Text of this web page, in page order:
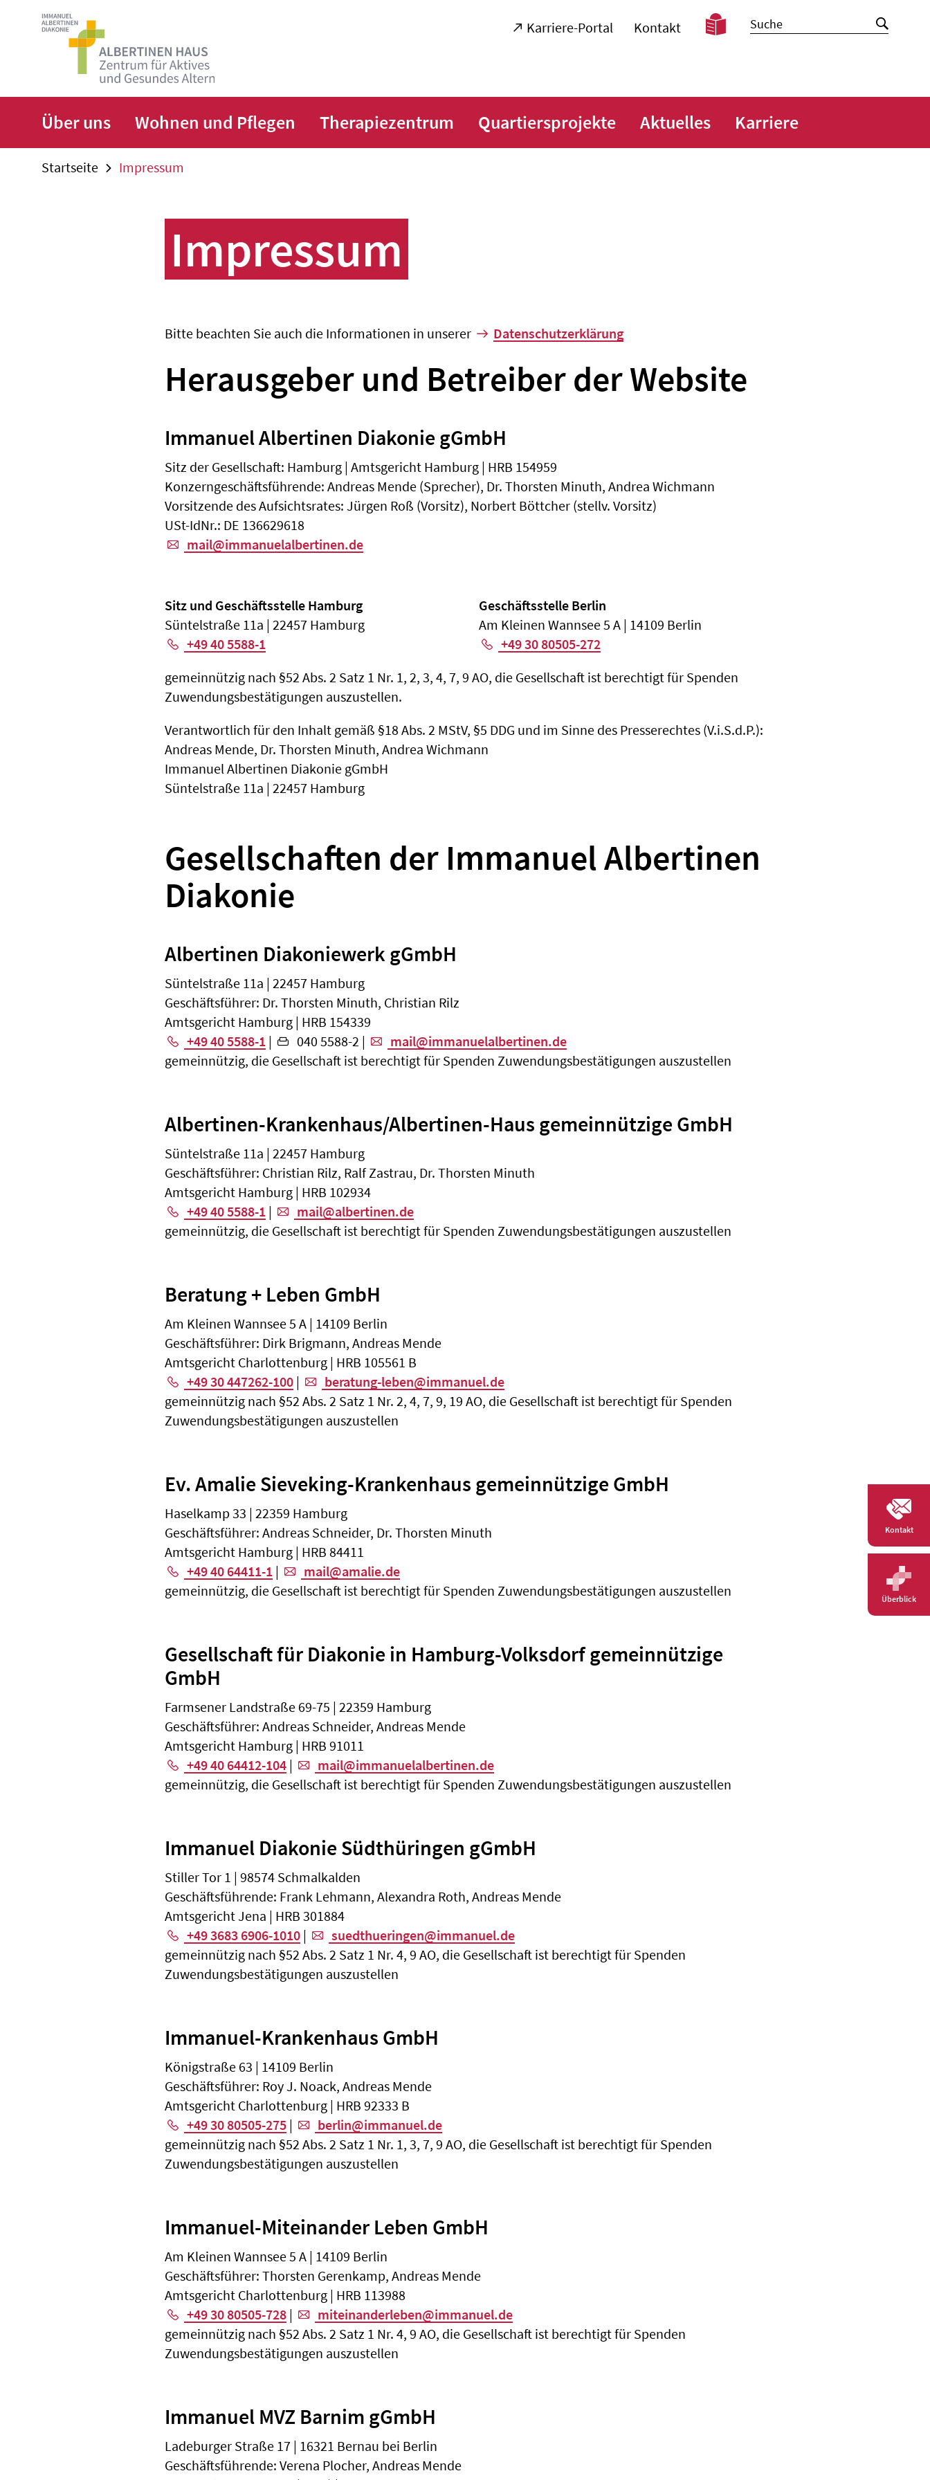
Seiteninhalt
Karriere-Portal Kontakt
Leichte
Sprache
Suche
Suche
starten
Über uns Wohnen und Pflegen Therapiezentrum Quartiersprojekte Aktuelles Karriere
Startseite Impressum
Impressum
Kontakt
Überblick
Bitte beachten Sie auch die Informationen in unserer Datenschutzerklärung
Herausgeber und Betreiber der Website
Immanuel Albertinen Diakonie gGmbH
Sitz der Gesellschaft: Hamburg | Amtsgericht Hamburg | HRB 154959
Konzerngeschäftsführende: Andreas Mende (Sprecher), Dr. Thorsten Minuth, Andrea Wichmann
Vorsitzende des Aufsichtsrates: Jürgen Roß (Vorsitz), Norbert Böttcher (stellv. Vorsitz)
USt-IdNr.: DE 136629618
mail@immanuelalbertinen.de
Sitz und Geschäftsstelle Hamburg
Süntelstraße 11a | 22457 Hamburg
+49 40 5588-1
Geschäftsstelle Berlin
Am Kleinen Wannsee 5 A | 14109 Berlin
+49 30 80505-272
gemeinnützig nach §52 Abs. 2 Satz 1 Nr. 1, 2, 3, 4, 7, 9 AO, die Gesellschaft ist berechtigt für Spenden
Zuwendungsbestätigungen auszustellen.
Verantwortlich für den Inhalt gemäß §18 Abs. 2 MStV, §5 DDG und im Sinne des Presserechtes (V.i.S.d.P.):
Andreas Mende, Dr. Thorsten Minuth, Andrea Wichmann
Immanuel Albertinen Diakonie gGmbH
Süntelstraße 11a | 22457 Hamburg
Gesellschaften der Immanuel Albertinen
Diakonie
Albertinen Diakoniewerk gGmbH
Süntelstraße 11a | 22457 Hamburg
Geschäftsführer: Dr. Thorsten Minuth, Christian Rilz
Amtsgericht Hamburg | HRB 154339
+49 40 5588-1 | 040 5588-2 |
mail@immanuelalbertinen.de
gemeinnützig, die Gesellschaft ist berechtigt für Spenden Zuwendungsbestätigungen auszustellen
Albertinen-Krankenhaus/Albertinen-Haus gemeinnützige GmbH
Süntelstraße 11a | 22457 Hamburg
Geschäftsführer: Christian Rilz, Ralf Zastrau, Dr. Thorsten Minuth
Amtsgericht Hamburg | HRB 102934
+49 40 5588-1 |
mail@albertinen.de
gemeinnützig, die Gesellschaft ist berechtigt für Spenden Zuwendungsbestätigungen auszustellen
Beratung + Leben GmbH
Am Kleinen Wannsee 5 A | 14109 Berlin
Geschäftsführer: Dirk Brigmann, Andreas Mende
Amtsgericht Charlottenburg | HRB 105561 B
+49 30 447262-100 |
beratung-leben@immanuel.de
gemeinnützig nach §52 Abs. 2 Satz 1 Nr. 2, 4, 7, 9, 19 AO, die Gesellschaft ist berechtigt für Spenden
Zuwendungsbestätigungen auszustellen
Ev. Amalie Sieveking-Krankenhaus gemeinnützige GmbH
Haselkamp 33 | 22359 Hamburg
Geschäftsführer: Andreas Schneider, Dr. Thorsten Minuth
Amtsgericht Hamburg | HRB 84411
+49 40 64411-1 |
mail@amalie.de
gemeinnützig, die Gesellschaft ist berechtigt für Spenden Zuwendungsbestätigungen auszustellen
Gesellschaft für Diakonie in Hamburg-Volksdorf gemeinnützige
GmbH
Farmsener Landstraße 69-75 | 22359 Hamburg
Geschäftsführer: Andreas Schneider, Andreas Mende
Amtsgericht Hamburg | HRB 91011
+49 40 64412-104 |
mail@immanuelalbertinen.de
gemeinnützig, die Gesellschaft ist berechtigt für Spenden Zuwendungsbestätigungen auszustellen
Immanuel Diakonie Südthüringen gGmbH
Stiller Tor 1 | 98574 Schmalkalden
Geschäftsführende: Frank Lehmann, Alexandra Roth, Andreas Mende
Amtsgericht Jena | HRB 301884
+49 3683 6906-1010 |
suedthueringen@immanuel.de
gemeinnützig nach §52 Abs. 2 Satz 1 Nr. 4, 9 AO, die Gesellschaft ist berechtigt für Spenden
Zuwendungsbestätigungen auszustellen
Immanuel-Krankenhaus GmbH
Königstraße 63 | 14109 Berlin
Geschäftsführer: Roy J. Noack, Andreas Mende
Amtsgericht Charlottenburg | HRB 92333 B
+49 30 80505-275 |
berlin@immanuel.de
gemeinnützig nach §52 Abs. 2 Satz 1 Nr. 1, 3, 7, 9 AO, die Gesellschaft ist berechtigt für Spenden
Zuwendungsbestätigungen auszustellen
Immanuel-Miteinander Leben GmbH
Am Kleinen Wannsee 5 A | 14109 Berlin
Geschäftsführer: Thorsten Gerenkamp, Andreas Mende
Amtsgericht Charlottenburg | HRB 113988
+49 30 80505-728 |
miteinanderleben@immanuel.de
gemeinnützig nach §52 Abs. 2 Satz 1 Nr. 4, 9 AO, die Gesellschaft ist berechtigt für Spenden
Zuwendungsbestätigungen auszustellen
Immanuel MVZ Barnim gGmbH
Ladeburger Straße 17 | 16321 Bernau bei Berlin
Geschäftsführende: Verena Plocher, Andreas Mende